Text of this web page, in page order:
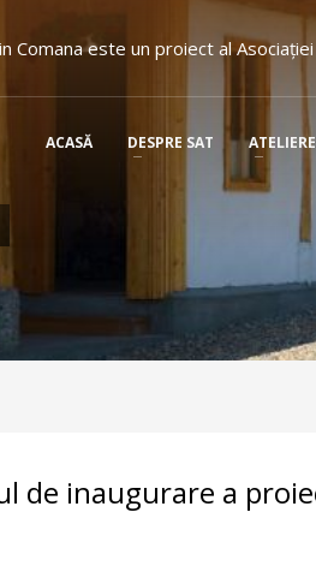
Comana este un proiect al Asociației
ACASĂ DESPRE SAT ATELIERE
de inaugurare a